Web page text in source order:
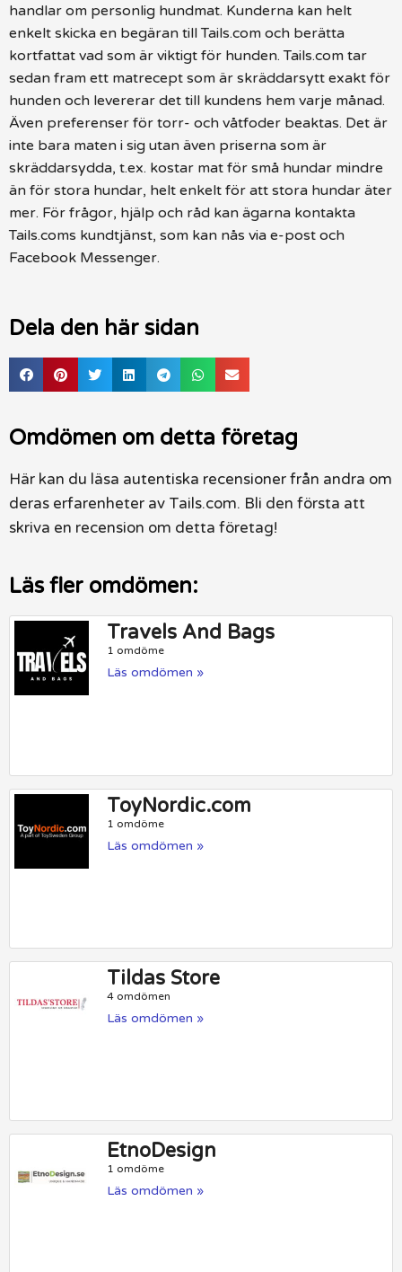
handlar om personlig hundmat. Kunderna kan helt
enkelt skicka en begäran till Tails.com och berätta
kortfattat vad som är viktigt för hunden. Tails.com tar
sedan fram ett matrecept som är skräddarsytt exakt för
hunden och levererar det till kundens hem varje månad.
Även preferenser för torr- och våtfoder beaktas. Det är
inte bara maten i sig utan även priserna som är
skräddarsydda, t.ex. kostar mat för små hundar mindre
än för stora hundar, helt enkelt för att stora hundar äter
mer. För frågor, hjälp och råd kan ägarna kontakta
Tails.coms kundtjänst, som kan nås via e-post och
Facebook Messenger.
Dela den här sidan
Omdömen om detta företag
Här kan du läsa autentiska recensioner från andra om
deras erfarenheter av Tails.com. Bli den första att
skriva en recension om detta företag!
Läs fler omdömen:
Travels And Bags
1 omdöme
Läs omdömen »
ToyNordic.com
1 omdöme
Läs omdömen »
Tildas Store
4 omdömen
Läs omdömen »
EtnoDesign
1 omdöme
Läs omdömen »